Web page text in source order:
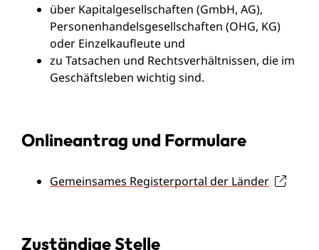
über Kapitalgesellschaften (GmbH, AG),
Personenhandelsgesellschaften (OHG, KG)
oder Einzelkaufleute und
zu Tatsachen und Rechtsverhältnissen, die im
Geschäftsleben wichtig sind.
Onlineantrag und Formulare
Gemeinsames Registerportal der Länder
Zuständige Stelle